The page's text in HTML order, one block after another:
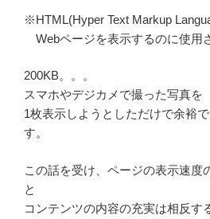
※HTML(Hyper Text Markup
Webページを表示するのに使用
200KB。。。
スマホやデジカメで撮った写真を
1枚表示しようとしただけで余裕
す。
この話を受け、ページの表示速度
と
コンテンツの内容の充実は相反す